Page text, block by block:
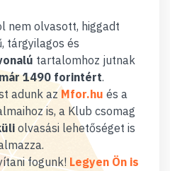
nem olvasott, higgadt
tárgyilagos és
tartalomhoz jutnak
1490 forintért.
adunk az Mfor.hu és a
is, a Klub csomag
olvasási lehetőséget is
fogunk! Legyen Ön is